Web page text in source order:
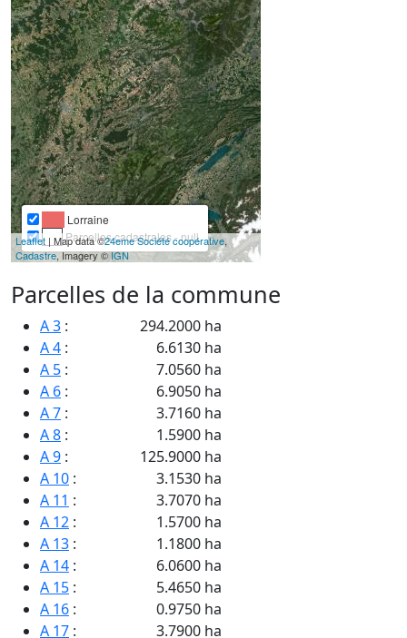
Lorraine
Parcelles cadastrales - null
Leaflet | Map data ©24eme Société coopérative,
Cadastre, Imagery ©IGN
Parcelles de la commune
A 3 :
294.2000 ha
A 4 :
6.6130 ha
A 5 :
7.0560 ha
A 6 :
6.9050 ha
A 7 :
3.7160 ha
A 8 :
1.5900 ha
A 9 :
125.9000 ha
A 10 :
3.1530 ha
A 11 :
3.7070 ha
A 12 :
1.5700 ha
A 13 :
1.1800 ha
A 14 :
6.0600 ha
A 15 :
5.4650 ha
A 16 :
0.9750 ha
A 17 : 3.7900 ha